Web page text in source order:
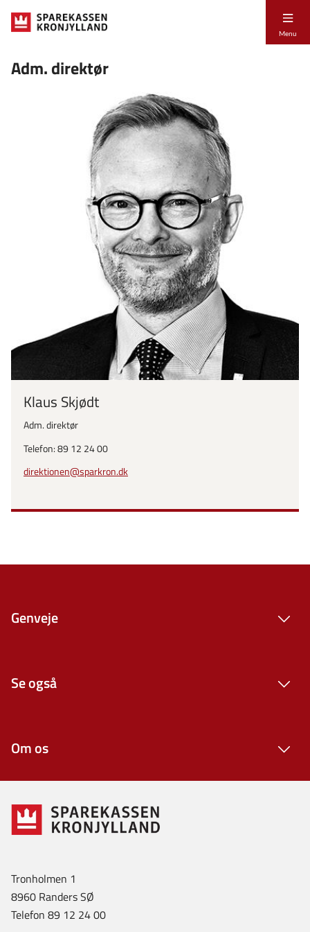
Menu
Adm. direktør
Klaus Skjødt
Adm. direktør
Telefon: 89 12 24 00
direktionen@sparkron.dk
Genveje
Se også
Om os
Tronholmen 1
8960 Randers SØ
Telefon 89 12 24 00